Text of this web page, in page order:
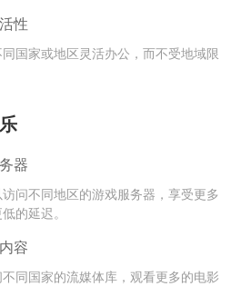
性
国家或地区灵活办公，而不受地域限
器
问不同地区的游戏服务器，享受更多
的延迟。
容
同国家的流媒体库，观看更多的电影